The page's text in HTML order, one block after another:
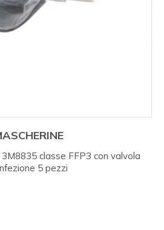
classe FFP3 con valvola
5 pezzi